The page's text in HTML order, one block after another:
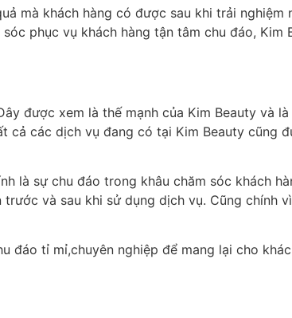
mà khách hàng có được sau khi trải nghiệm
phục vụ khách hàng tận tâm chu đáo, Kim
được xem là thế mạnh của Kim Beauty và
cả các dịch vụ đang có tại Kim Beauty cũng
là sự chu đáo trong khâu chăm sóc khách
và sau khi sử dụng dịch vụ. Cũng chính
đáo tỉ mỉ,chuyên nghiệp để mang lại cho